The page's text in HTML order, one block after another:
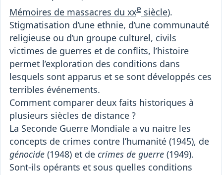
Mémoires de massacres du xxesiècle).
Stigmatisation d’une ethnie, d’une communauté
religieuse ou d’un groupe culturel, civils
victimes de guerres et de conflits, l’histoire
permet l’exploration des conditions dans
lesquels sont apparus et se sont développés ces
terribles événements.
Comment comparer deux faits historiques à
plusieurs siècles de distance ?
La Seconde Guerre Mondiale a vu naitre les
concepts de crimes contre l’humanité (1945), de
génocide(1948) et de crimes de guerre(1949).
Sont-ils opérants et sous quelles conditions